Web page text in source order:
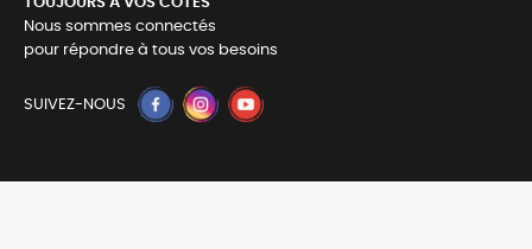
Nous sommes connectés
pour répondre à tous vos besoins
SUIVEZ-NOUS